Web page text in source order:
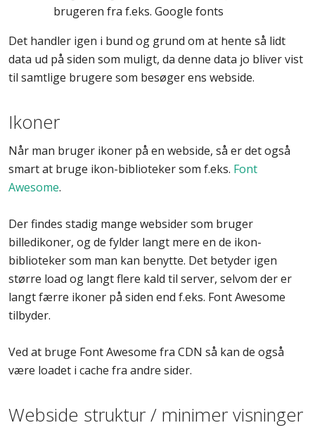
brugeren fra f.eks. Google fonts
Det handler igen i bund og grund om at hente så lidt
data ud på siden som muligt, da denne data jo bliver vist
til samtlige brugere som besøger ens webside.
Ikoner
Når man bruger ikoner på en webside, så er det også
smart at bruge ikon-biblioteker som f.eks. Font
Awesome.
Der findes stadig mange websider som bruger
billedikoner, og de fylder langt mere en de ikon-
biblioteker som man kan benytte. Det betyder igen
større load og langt flere kald til server, selvom der er
langt færre ikoner på siden end f.eks. Font Awesome
tilbyder.
Ved at bruge Font Awesome fra CDN så kan de også
være loadet i cache fra andre sider.
Webside struktur / minimer visninger